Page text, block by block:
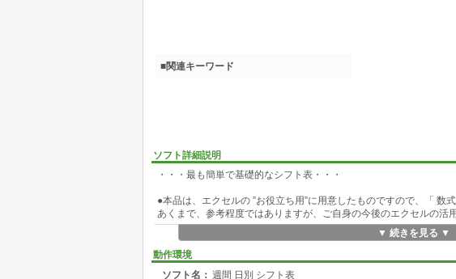
ソフト詳細説明
・・・最も簡単で基礎的なシフト表・・・
●本品は、エクセルの ”お役立ち用”に用意したものですので、「 数
あくまで、参考程度ではありますが、ご自身の今後のエクセルの活
< エクセル初歩の方におススメです >
◎主な目的
▼ 続きを見る ▼
動作環境
ソフト名： 週間 日別 シフト表
■関連キーワード